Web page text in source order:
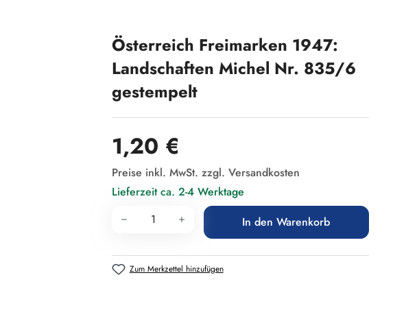
Österreich Freimarken 1947:
Landschaften Michel Nr. 835/6
gestempelt
Regulärer Preis:
1,20 €
Preise inkl. MwSt. zzgl. Versandkosten
Lieferzeit ca. 2-4 Werktage
Produkt Anzahl: Gib den gewünschten
In den Warenkorb
Zum Merkzettel hinzufügen